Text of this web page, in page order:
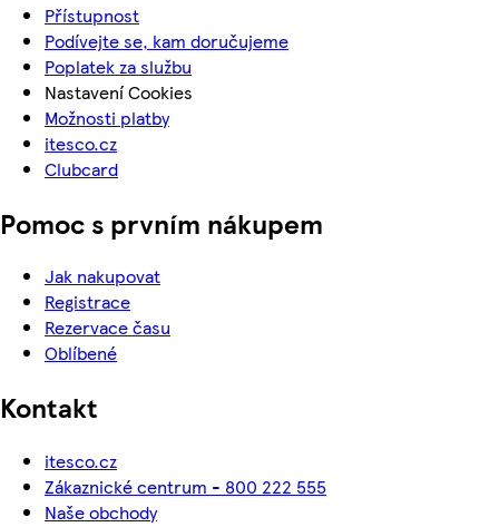
Přístupnost
Podívejte se, kam doručujeme
Poplatek za službu
Nastavení Cookies
Možnosti platby
itesco.cz
Clubcard
Pomoc s prvním nákupem
Jak nakupovat
Registrace
Rezervace času
Oblíbené
Kontakt
itesco.cz
Zákaznické centrum - 800 222 555
Naše obchody